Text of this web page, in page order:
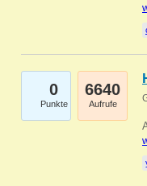
0
Punkte
6640
Aufrufe